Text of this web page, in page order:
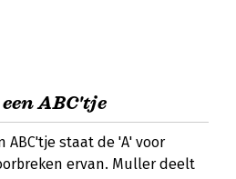
ABC'tje
ABC'tje staat de 'A' voor
ervan. Muller deelt